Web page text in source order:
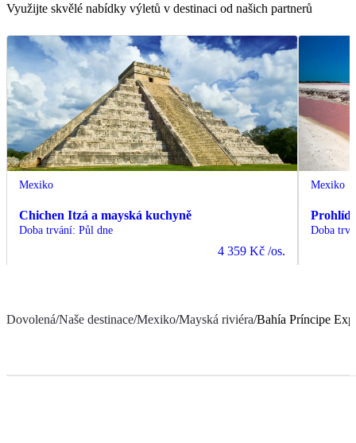
Využijte skvělé nabídky výletů v destinaci od našich partnerů
Mexiko
Chichen Itzá a mayská kuchyně
Doba trvání: Půl dne
4 359 Kč /os.
Mexiko
Doba
Dovolená/Naše destinace/Mexiko/Mayská riviéra/Bahía Príncipe